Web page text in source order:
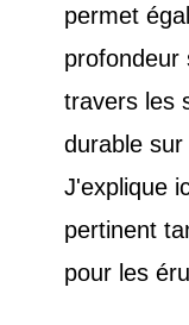
permet
profondeur
travers les
durable sur
J'explique
pertinent
pour les